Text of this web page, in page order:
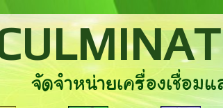
จัดจำหน่ายเครื่องเชื่อมแ